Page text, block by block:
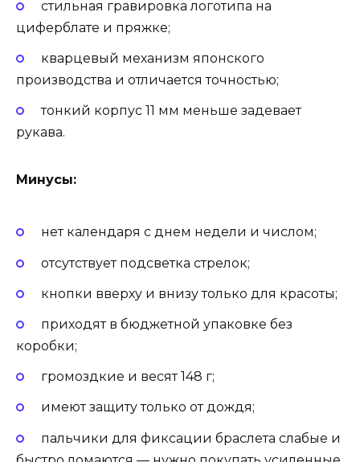
стильная гравировка логотипа на
циферблате и пряжке;
кварцевый механизм японского
производства и отличается точностью;
тонкий корпус 11 мм меньше задевает
рукава.
Минусы:
нет календаря с днем недели и числом;
отсутствует подсветка стрелок;
кнопки вверху и внизу только для красоты;
приходят в бюджетной упаковке без
коробки;
громоздкие и весят 148 г;
имеют защиту только от дождя;
пальчики для фиксации браслета слабые и